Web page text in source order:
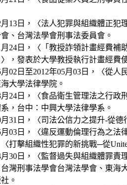
月13日，〈法人犯罪與組織體正
、台灣法學會刑事法委員會。
月24日，〈「教授詐領計畫經費
，發表於大學教授執行計畫經費
月02日至2012年05月03日，〈從
大學法律學院。
月24日，〈食品衛生管理法之行
，台中：中興大學法律學系。
31日，〈司法公信力之提升-從
月03日，〈違反運動倫理行為之
打擊組織性犯罪的新挑戰─從
月30日，〈監督過失與組織體罪
灣刑事法學會台灣法學會、東
。